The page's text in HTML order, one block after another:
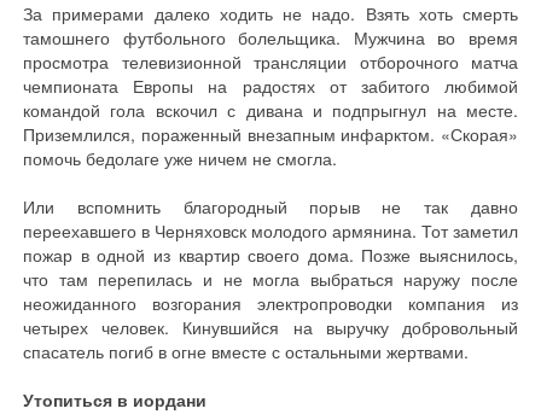
За примерами далеко ходить не надо. Взять хоть смерть
тамошнего футбольного болельщика. Мужчина во время
просмотра телевизионной трансляции отборочного матча
чемпионата Европы на радостях от забитого любимой
командой гола вскочил с дивана и подпрыгнул на месте.
Приземлился, пораженный внезапным инфарктом. «Скорая»
помочь бедолаге уже ничем не смогла.
Или вспомнить благородный порыв не так давно
переехавшего в Черняховск молодого армянина. Тот заметил
пожар в одной из квартир своего дома. Позже выяснилось,
что там перепилась и не могла выбраться наружу после
неожиданного возгорания электропроводки компания из
четырех человек. Кинувшийся на выручку добровольный
спасатель погиб в огне вместе с остальными жертвами.
Утопиться в иордани